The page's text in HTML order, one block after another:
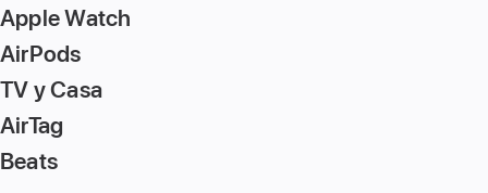
Apple Watch
AirPods
TV y Casa
AirTag
Beats